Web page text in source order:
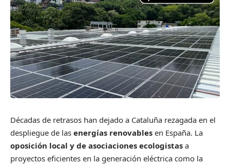
Décadas de retrasos han dejado a Cataluña rezagada en el
despliegue de las energías renovables en España. La
oposición local y de asociaciones ecologistas a
proyectos eficientes en la generación eléctrica como la